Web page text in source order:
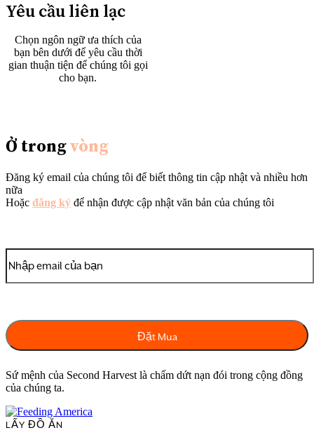
Yêu cầu liên lạc
Chọn ngôn ngữ ưa thích của
bạn bên dưới để yêu cầu thời
gian thuận tiện để chúng tôi gọi
cho bạn.
Ở trongvòng
Đăng ký email của chúng tôi để biết thông tin cập nhật và nhiều hơn
nữa
Hoặc đăng ký để nhận được cập nhật văn bản của chúng tôi
Sứ mệnh của Second Harvest là chấm dứt nạn đói trong cộng đồng
của chúng ta.
LẤY ĐỒ ĂN